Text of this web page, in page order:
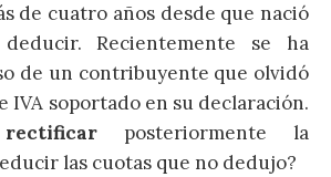
de cuatro años desde que nació
Recientemente se ha
de un contribuyente que olvidó
IVA soportado en su declaración.
rectificar posteriormente la
las cuotas que no dedujo?